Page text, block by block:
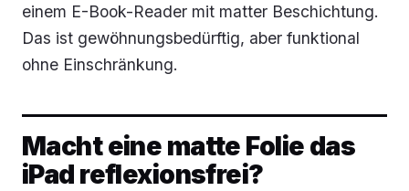
einem E-Book-Reader mit matter Beschichtung.
Das ist gewöhnungsbedürftig, aber funktional
ohne Einschränkung.
Macht eine matte Folie das
iPad reflexionsfrei?